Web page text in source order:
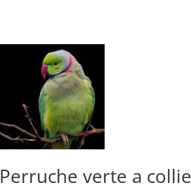
Perruche verte a